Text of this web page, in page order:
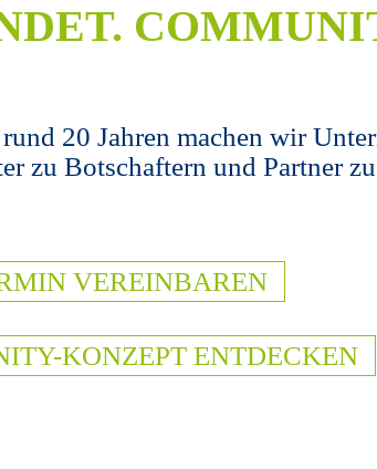
20 Jahren machen wir
zu Botschaftern und Partner
VEREINBAREN
KONZEPT ENTDECKEN